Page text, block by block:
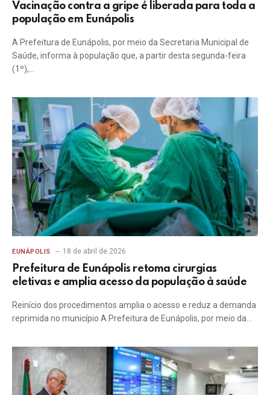
Vacinação contra a gripe é liberada para toda a
população em Eunápolis
A Prefeitura de Eunápolis, por meio da Secretaria Municipal de
Saúde, informa à população que, a partir desta segunda-feira
(1º),…
EUNÁPOLIS 18 de abril de 2026
Prefeitura de Eunápolis retoma cirurgias
eletivas e amplia acesso da população à saúde
Reinício dos procedimentos amplia o acesso e reduz a demanda
reprimida no município A Prefeitura de Eunápolis, por meio da…